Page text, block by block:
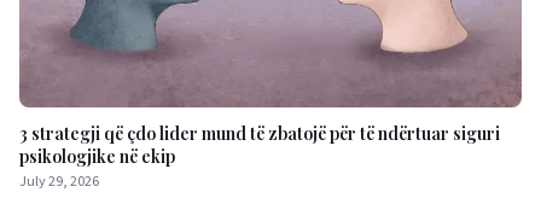
3 strategji që çdo lider mund të zbatojë për të ndërtuar siguri
psikologjike në ekip
July 29, 2026